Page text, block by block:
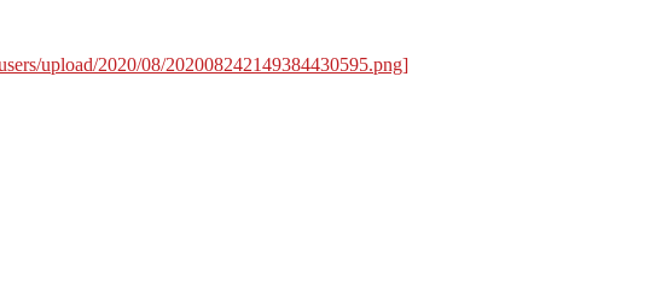
upload/2020/08/202008242149384430595.png]